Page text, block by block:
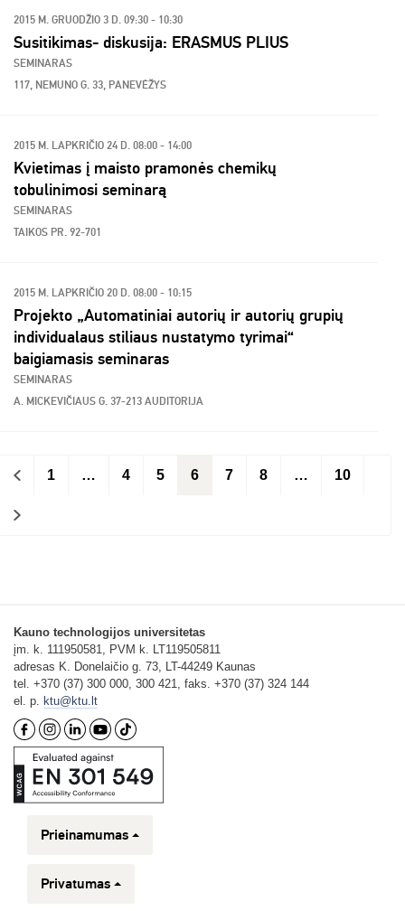
2015 M. GRUODŽIO 3 D. 09:30 - 10:30
Susitikimas- diskusija: ERASMUS PLIUS
SEMINARAS
117, NEMUNO G. 33, PANEVĖŽYS
2015 M. LAPKRIČIO 24 D. 08:00 - 14:00
Kvietimas į maisto pramonės chemikų
tobulinimosi seminarą
SEMINARAS
TAIKOS PR. 92-701
2015 M. LAPKRIČIO 20 D. 08:00 - 10:15
Projekto „Automatiniai autorių ir autorių grupių
individualaus stiliaus nustatymo tyrimai“
baigiamasis seminaras
SEMINARAS
A. MICKEVIČIAUS G. 37-213 AUDITORIJA
< 1 … 4 5 6 7 8 … 10
>
Kauno technologijos universitetas
įm. k. 111950581, PVM k. LT119505811
adresas K. Donelaičio g. 73, LT-44249 Kaunas
tel. +370 (37) 300 000, 300 421, faks. +370 (37) 324 144
el. p. ktu@ktu.lt
Prieinamumas
Privatumas